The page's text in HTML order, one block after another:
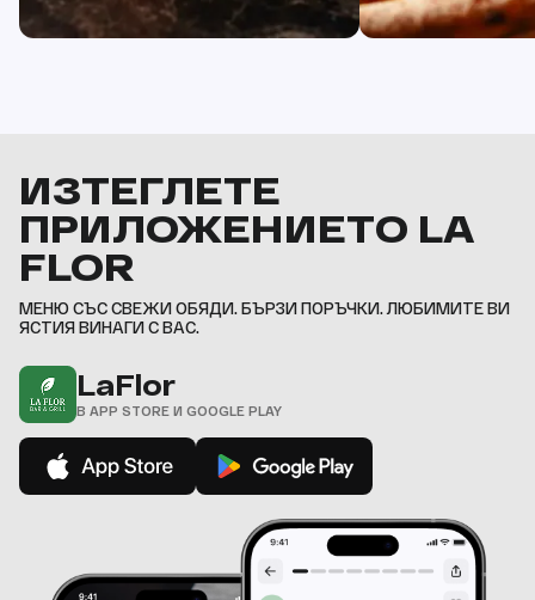
ИЗТЕГЛЕТЕ
ПРИЛОЖЕНИЕТО LA
FLOR
МЕНЮ СЪС СВЕЖИ ОБЯДИ. БЪРЗИ ПОРЪЧКИ. ЛЮБИМИТЕ ВИ
ЯСТИЯ ВИНАГИ С ВАС.
LaFlor
В APP STORE И GOOGLE PLAY